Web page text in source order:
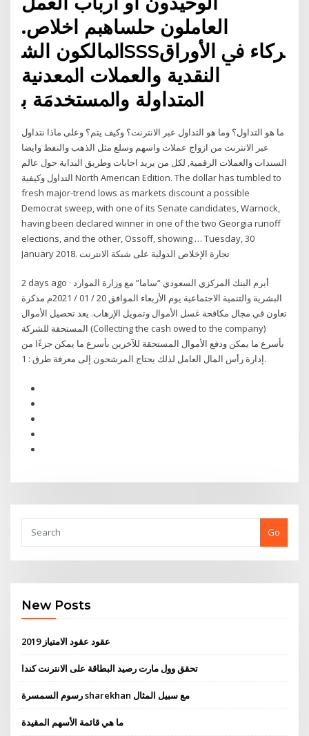
العاملون حلساهبم اخلاص.
اﳌﺎﻟﮑﻮن اﻟﺸSSSﺮﮐﺎء ﰲ اﻷوراق
اﻟﻨﻘﺪﻳﺔ واﻟﻌﻤﻼت اﳌﻌﺪﻧﻴﺔ
اﳌﺘﺪاوﻟﺔ واﳌﺴﺘﺨﺪﻣَﺔ ﺑ
ما هو التداول؟ وما هو التداول عبر الانترنت؟ وكيف يتم؟ وعلى ماذا نتداول
عبر الانترنت من ازواج عملات واسهم وسلع مثل الذهب والنفط وايضا
السندات والعملات الرقمية, لكل من يريد اجابات وطريق البداية حول عالم
التداول وكيفية North American Edition. The dollar has tumbled to
fresh major-trend lows as markets discount a possible
Democrat sweep, with one of its Senate candidates, Warnock,
having been declared winner in one of the two Georgia runoff
elections, and the other, Ossoff, showing … Tuesday, 30
January 2018. تجارة الإخلاص الدولية على شبكة الانترنت
2 days ago · أبرم البنك المركزي السعودي “ساما” مع وزارة الموارد
البشرية والتنمية الاجتماعية يوم الأربعاء الموافق 20 / 01 / 2021م مذكرة
تعاون في مجال مكافحة غسل الأموال وتمويل الإرهاب. يعد تحصيل الأموال
المستحقة للشركة (Collecting the cash owed to the company)
بأسرع ما يمكن ودفع الأموال المستحقة للآخرين بأسرع ما يمكن جزءًا من
إدارة رأس المال العامل لذلك يحتاج المرشحون إلى معرفة طرق : 1.
Go
New Posts
عقود عقود الامتياز 2019
تحقق وول مارت رصيد البطاقة على الانترنت كندا
رسوم السمسرة sharekhan مع سبيل المثال
ما هي قائمة الأسهم المقيدة